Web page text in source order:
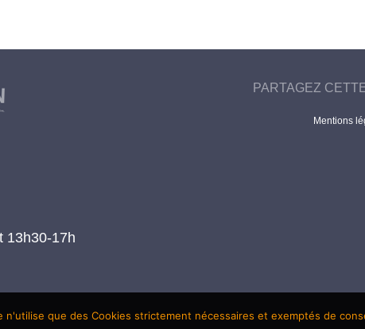
13h30-17h
PARTAGEZ
Mentions
que des Cookies strictement nécessaires et exemptés de